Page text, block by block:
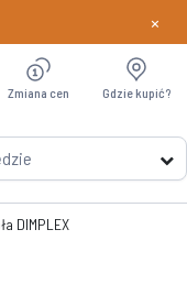
Dowiedz
×
Zmiana cen Gdzie kupić?
DIMPLEX